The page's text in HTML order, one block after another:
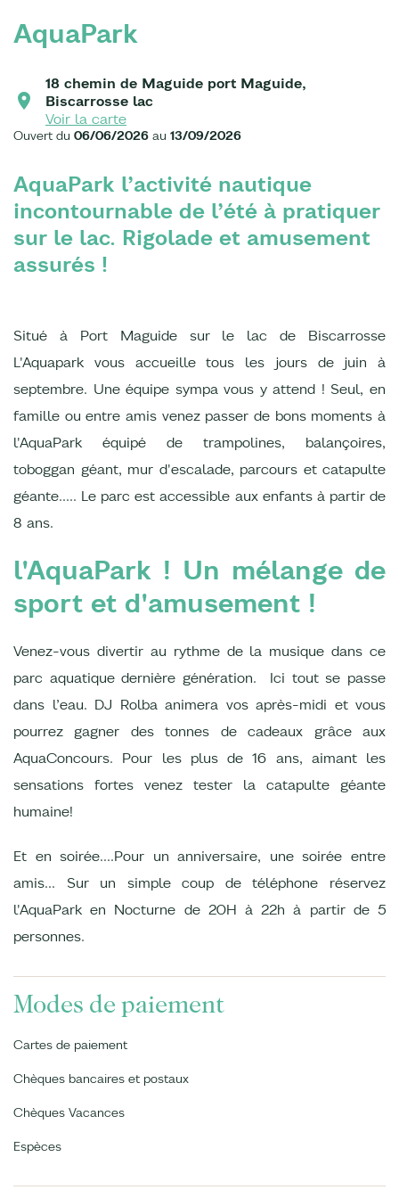
AquaPark
18 chemin de Maguide port Maguide,
Biscarrosse lac
Voir la carte
Ouvert du 06/06/2026 au 13/09/2026
AquaPark l’activité nautique
incontournable de l’été à pratiquer
sur le lac. Rigolade et amusement
assurés !
Situé à Port Maguide sur le lac de Biscarrosse
L'Aquapark vous accueille tous les jours de juin à
septembre. Une équipe sympa vous y attend ! Seul, en
famille ou entre amis venez passer de bons moments à
l'AquaPark équipé de trampolines, balançoires,
toboggan géant, mur d'escalade, parcours et catapulte
géante..... Le parc est accessible aux enfants à partir de
8 ans.
l'AquaPark ! Un mélange de
sport et d'amusement !
Venez-vous divertir au rythme de la musique dans ce
parc aquatique dernière génération. Ici tout se passe
dans l’eau. DJ Rolba animera vos après-midi et vous
pourrez gagner des tonnes de cadeaux grâce aux
AquaConcours. Pour les plus de 16 ans, aimant les
sensations fortes venez tester la catapulte géante
humaine!
Et en soirée….Pour un anniversaire, une soirée entre
amis... Sur un simple coup de téléphone réservez
l'AquaPark en Nocturne de 20H à 22h à partir de 5
personnes.
Modes de paiement
Cartes de paiement
Chèques bancaires et postaux
Chèques Vacances
Espèces